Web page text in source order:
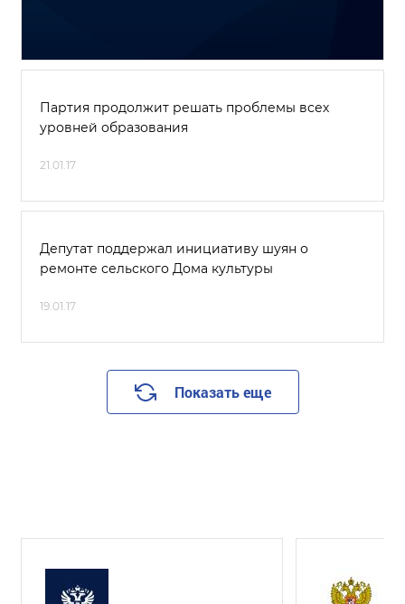
Партия продолжит решать проблемы всех
уровней образования
21.01.17
Депутат поддержал инициативу шуян о
ремонте сельского Дома культуры
19.01.17
Показать еще